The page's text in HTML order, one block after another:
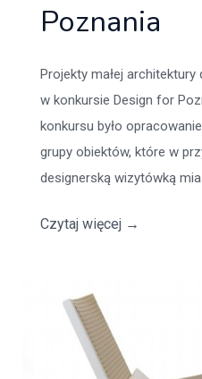
Poznania
Projekty małej architektury
w konkursie Design for
konkursu było
grupy obiektów, które w
designerską wizytówką
Czytaj więcej →